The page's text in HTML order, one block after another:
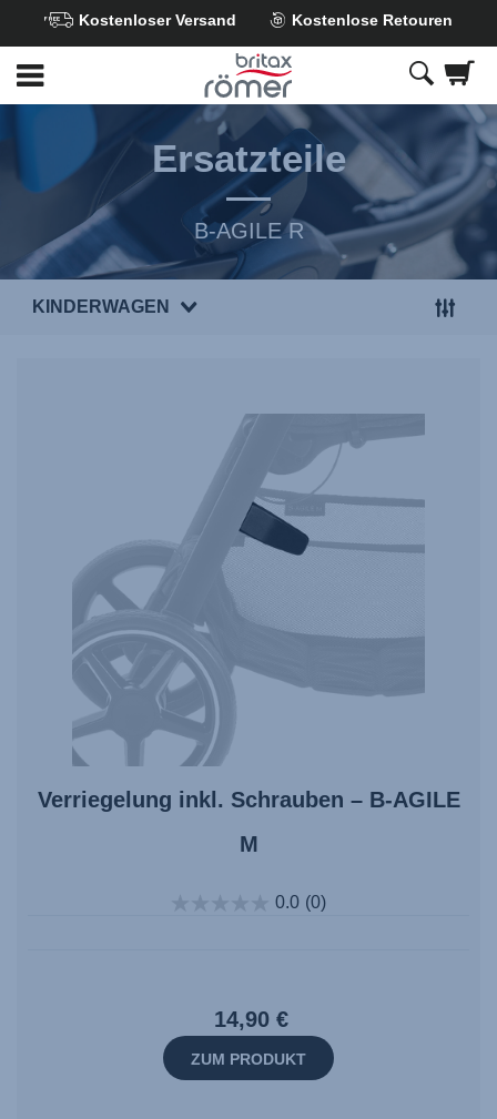
Hauptinhalt
springen
Kostenloser Versand Kostenlose Retouren
Ersatzteile
B-AGILE R
KINDERWAGEN
Verriegelung inkl. Schrauben – B-AGILE
M
0.0 (0)
14,90 €
ZUM PRODUKT